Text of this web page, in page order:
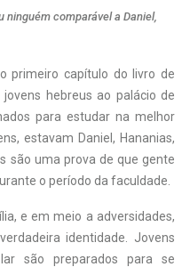
ninguém comparável a Daniel,
primeiro capítulo do livro de
hebreus ao palácio de
para estudar na melhor
estavam Daniel, Hananias,
são uma prova de que gente
o período da faculdade.
e em meio a adversidades,
identidade. Jovens
são preparados para se